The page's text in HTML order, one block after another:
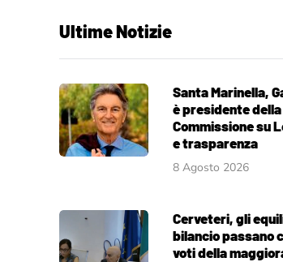
Ultime Notizie
Santa Marinella,
è presidente della
Commissione su
e trasparenza
8 Agosto 2026
Cerveteri, gli
bilancio passano
voti della